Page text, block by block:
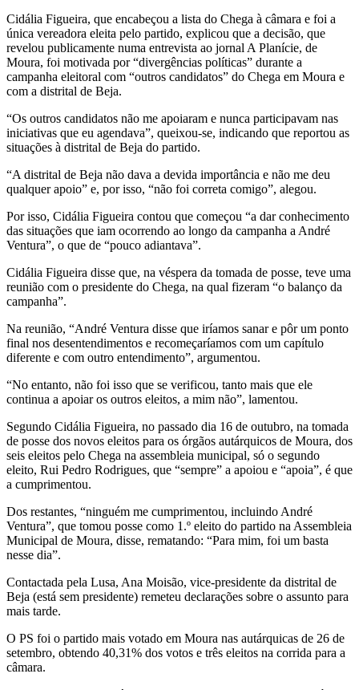
Cidália Figueira, que encabeçou a lista do Chega à câmara e foi a
única vereadora eleita pelo partido, explicou que a decisão, que
revelou publicamente numa entrevista ao jornal A Planície, de
Moura, foi motivada por “divergências políticas” durante a
campanha eleitoral com “outros candidatos” do Chega em Moura e
com a distrital de Beja.
“Os outros candidatos não me apoiaram e nunca participavam nas
iniciativas que eu agendava”, queixou-se, indicando que reportou as
situações à distrital de Beja do partido.
“A distrital de Beja não dava a devida importância e não me deu
qualquer apoio” e, por isso, “não foi correta comigo”, alegou.
Por isso, Cidália Figueira contou que começou “a dar conhecimento
das situações que iam ocorrendo ao longo da campanha a André
Ventura”, o que de “pouco adiantava”.
Cidália Figueira disse que, na véspera da tomada de posse, teve uma
reunião com o presidente do Chega, na qual fizeram “o balanço da
campanha”.
Na reunião, “André Ventura disse que iríamos sanar e pôr um ponto
final nos desentendimentos e recomeçaríamos com um capítulo
diferente e com outro entendimento”, argumentou.
“No entanto, não foi isso que se verificou, tanto mais que ele
continua a apoiar os outros eleitos, a mim não”, lamentou.
Segundo Cidália Figueira, no passado dia 16 de outubro, na tomada
de posse dos novos eleitos para os órgãos autárquicos de Moura, dos
seis eleitos pelo Chega na assembleia municipal, só o segundo
eleito, Rui Pedro Rodrigues, que “sempre” a apoiou e “apoia”, é que
a cumprimentou.
Dos restantes, “ninguém me cumprimentou, incluindo André
Ventura”, que tomou posse como 1.º eleito do partido na Assembleia
Municipal de Moura, disse, rematando: “Para mim, foi um basta
nesse dia”.
Contactada pela Lusa, Ana Moisão, vice-presidente da distrital de
Beja (está sem presidente) remeteu declarações sobre o assunto para
mais tarde.
O PS foi o partido mais votado em Moura nas autárquicas de 26 de
setembro, obtendo 40,31% dos votos e três eleitos na corrida para a
câmara.